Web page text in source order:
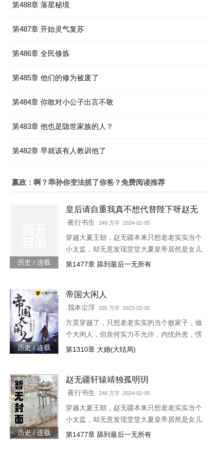
第488章 落星秘境
第487章 开始灵气复苏
第486章 全民修炼
第485章 他们的修为被废了
第484章 你敢对小公子出言不敬
第483章 他也是隐世家族的人？
第482章 早就该有人教训他了
嬴政：啊？乖孙你变法抓了你爸？免费阅读推荐
历史 / 连载
皇后请自重我真不想代替陛下呀赵无
疆轩辕靖独孤明玥
夜行书生 249 万字 2024-02-05
穿越大夏王朝，赵无疆本来只想老老实实当个
小太监，却无意发现堂堂大夏皇帝居然是女儿
身！“大胆奴才，竟然还没净身，朕诛你九
“陛下，本宫来侍寝。”女皇帝情急之下连忙吹
灭灯火，“小赵子，你替朕伺候皇后，以后便是
朕的心腹！”
第1477章 舔到最后一无所有
历史 / 连载
帝国大闲人
我本尘浮 335 万字 2023-02-05
方昊穿越了，只想老老实实的当个败家子，做
个大闲人，但奈何实力不允许，内忧外患，愣
是把一个败家子逼成了救世主，无所不能！种
第1310章 大婚(大结局)
历史 / 连载
赵无疆轩辕靖独孤明玥
夜行书生 246 万字 2024-02-05
穿越大夏王朝，赵无疆本来只想老老实实当个
小太监，却无意发现堂堂大夏皇帝居然是女儿
身！“大胆奴才，竟然还没净身，朕诛你九
第1477章 舔到最后一无所有